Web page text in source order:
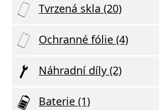
Tvrzená skla (20)
Ochranné fólie (4)
Náhradní díly (2)
Baterie (1)